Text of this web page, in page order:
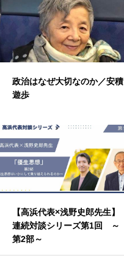
政治はなぜ大切なのか／安積
遊歩
【高浜代表×浅野史郎先生】
連続対談シリーズ第1回 ～
第2部～